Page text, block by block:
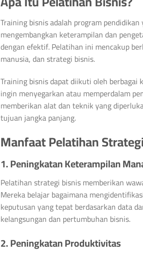
Training bisnis adalah program
mengembangkan keterampilan dan
dengan efektif. Pelatihan ini mencakup
manusia, dan strategi bisnis.
Training bisnis dapat diikuti oleh
ingin menyegarkan atau memperdalam
memberikan alat dan teknik yang
tujuan jangka panjang.
Manfaat Pelatihan
1. Peningkatan Keterampilan
Pelatihan strategi bisnis memberikan
Mereka belajar bagaimana
keputusan yang tepat berdasarkan data
kelangsungan dan pertumbuhan bisnis.
2. Peningkatan Produktivitas